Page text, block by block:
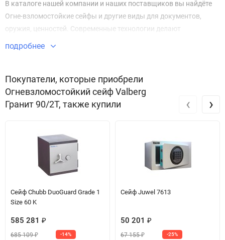
В каталоге нашей компании и наших поставщиков вы найдёте
Огне-взломостойкие сейфы и другие виды для документов,
оружия, ценностей. Современные технологии делают
Огневзломостойкий сейф Гранит 90/2T безупречным в плане
Звоните по телефону +7 495 220 33 01
подробнее
Покупатели, которые приобрели
Огневзломостойкий сейф Valberg
Гранит 90/2T, также купили
Сейф Chubb DuoGuard Grade 1
Size 60 K
585 281 ₽
685 109₽ -14%
Сейф Juwel 7613
50 201 ₽
67 155₽ -25%
‹ ›